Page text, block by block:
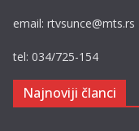
email: rtvsunce@mts.rs
tel: 034/725-154
Najnoviji članci